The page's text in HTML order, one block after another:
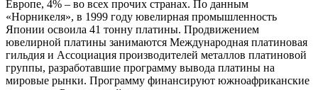
Европе, 4% – во всех прочих странах. По данным
«Норникеля», в 1999 году ювелирная промышленность
Японии освоила 41 тонну платины. Продвижением
ювелирной платины занимаются Международная платиновая
гильдия и Ассоциация производителей металлов платиновой
группы, разработавшие программу вывода платины на
мировые рынки. Программу финансируют южноафриканские